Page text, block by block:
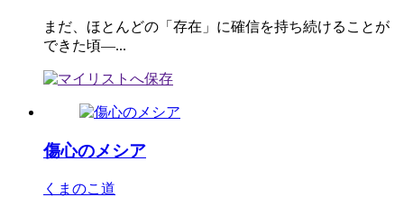
まだ、ほとんどの「存在」に確信を持ち続けることが
できた頃―...
傷心のメシア
くまのこ道